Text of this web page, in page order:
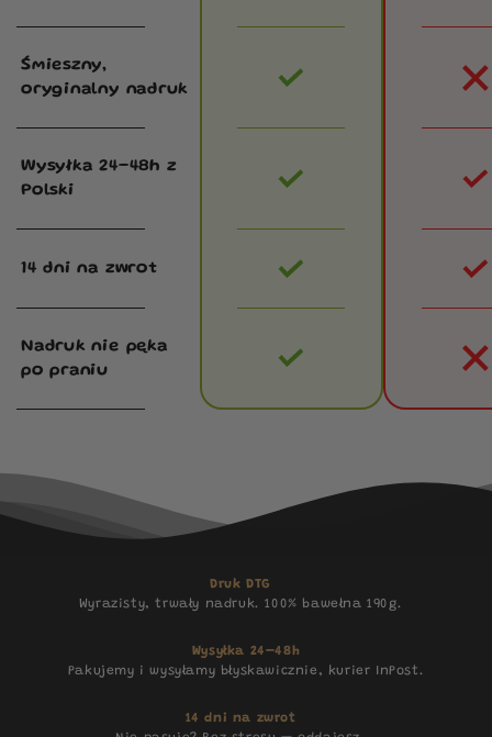
Śmieszny,
oryginalny nadruk
Wysyłka 24–48h z
Polski
14 dni na zwrot
Nadruk nie pęka
po praniu
Druk DTG
Wyrazisty, trwały nadruk. 100% bawełna 190g.
Wysyłka 24–48h
Pakujemy i wysyłamy błyskawicznie, kurier InPost.
14 dni na zwrot